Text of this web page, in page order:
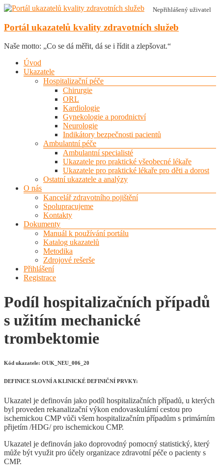
Skip
content
Nepřihlášený uživatel
Portál ukazatelů kvality zdravotních služeb
Naše motto: „Co se dá měřit, dá se i řídit a zlepšovat.“
Menu
Úvod
Ukazatele
Hospitalizační péče
Chirurgie
ORL
Kardiologie
Gynekologie a porodnictví
Neurologie
Indikátory bezpečnosti pacientů
Ambulantní péče
Ambulantní specialisté
Ukazatele pro praktické všeobecné lékaře
Ukazatele pro praktické lékaře pro děti a dorost
Ostatní ukazatele a analýzy
O nás
Kancelář zdravotního pojištění
Spolupracujeme
Kontakty
Dokumenty
Manuál k používání portálu
Katalog ukazatelů
Metodika
Zdrojové rešerše
Přihlášení
Registrace
Podíl hospitalizačních případů
s užitím mechanické
trombektomie
Kód ukazatele: OUK_NEU_006_20
DEFINICE SLOVNÍ A KLINICKÉ DEFINIČNÍ PRVKY:
Ukazatel je definován jako podíl hospitalizačních případů, u kterých
byl proveden rekanalizační výkon endovaskulární cestou pro
ischemickou CMP vůči všem hospitalizačním případům s primárním
přijetím /HDG/ pro ischemickou CMP.
Ukazatel je definován jako doprovodný pomocný statistický, který
může být využit pro účely organizace zdravotní péče o pacienty s
CMP.